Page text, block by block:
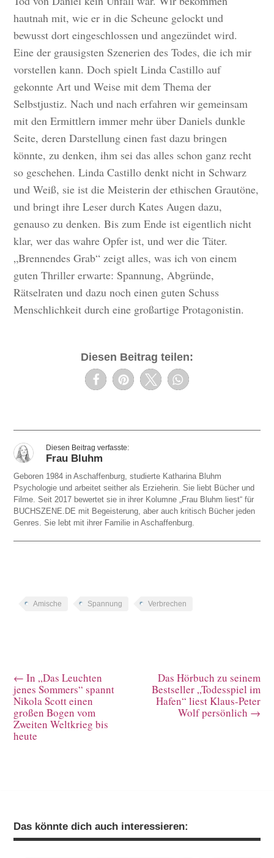
hautnah mit, wie er in die Scheune gelockt und
bewusst dort eingeschlossen und angezündet wird.
Eine der grausigsten Szenerien des Todes, die ich mir
vorstellen kann. Doch spielt Linda Castillo auf
gekonnte Art und Weise mit dem Thema der
Selbstjustiz. Nach und nach erfahren wir gemeinsam
mit den Ermittlern immer mehr über Daniels dunkle
Seite, deren Darstellung einen fast dazu bringen
könnte, zu denken, ihm sei das alles schon ganz recht
so geschehen. Linda Castillo denkt nicht in Schwarz
und Weiß, sie ist die Meisterin der ethischen Grautöne,
und bringt ihre Leser durch Kates Augen dazu,
genauso zu denken. Bis zum Ende ist eigentlich nicht
klar, wer das wahre Opfer ist, und wer die Täter.
„Brennendes Grab“ zeigt alles, was ich von einem
guten Thriller erwarte: Spannung, Abgründe,
Rätselraten und dazu noch einen guten Schuss
Menschlichkeit durch eine großartige Protagonistin.
Diesen Beitrag teilen:
Frau Bluhm
Geboren 1984 in Aschaffenburg, studierte Katharina Bluhm
Psychologie und arbeitet seither als Erzieherin. Sie liebt Bücher und
Filme. Seit 2017 bewertet sie in ihrer Kolumne „Frau Bluhm liest“ für
BUCHSZENE.DE mit Begeisterung, aber auch kritisch Bücher jeden
Genres. Sie lebt mit ihrer Familie in Aschaffenburg.
Amische Spannung Verbrechen
←In „Das Leuchten
jenes Sommers“ spannt
Nikola Scott einen
großen Bogen vom
Zweiten Weltkrieg bis
heute
Das Hörbuch zu seinem
Bestseller „Todesspiel im
Hafen“ liest Klaus-Peter
Wolf persönlich →
Das könnte dich auch interessieren: